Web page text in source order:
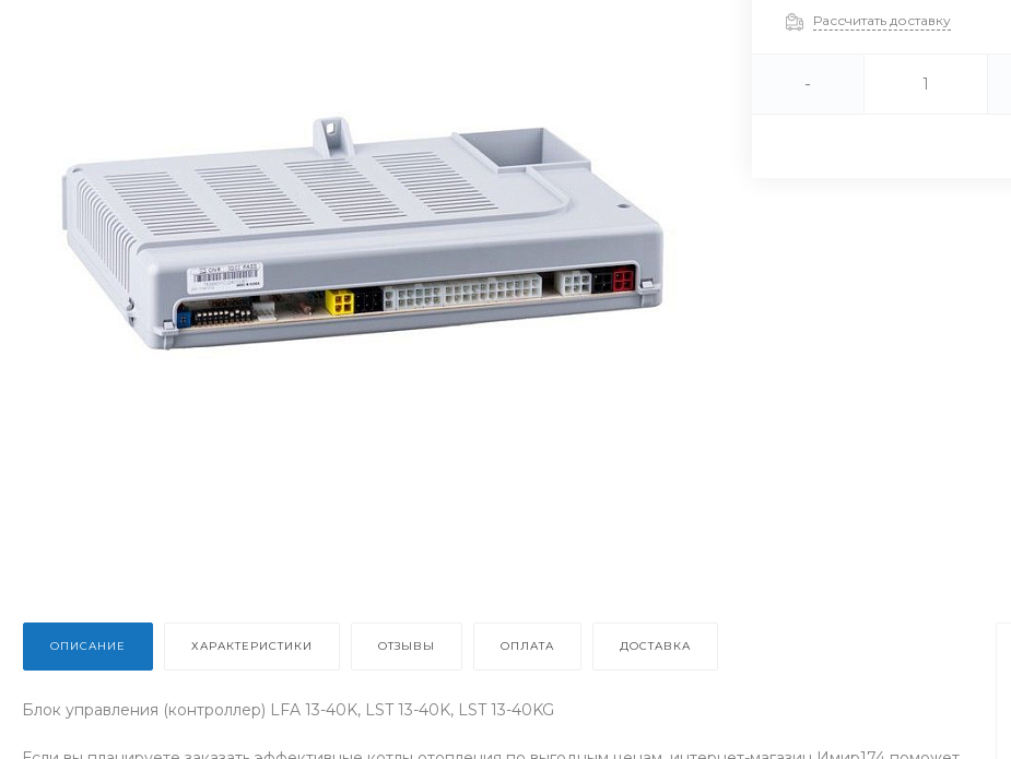
Рассчитать доставку
-
ОПИСАНИЕ ХАРАКТЕРИСТИКИ ОТЗЫВЫ ОПЛАТА ДОСТАВКА
Блок управления (контроллер) LFA 13-40K, LST 13-40K, LST 13-40KG